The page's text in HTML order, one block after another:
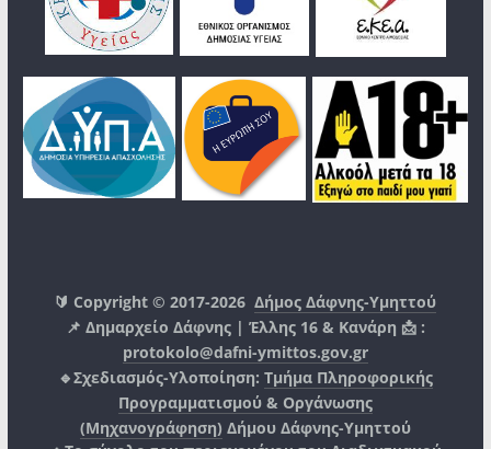
🔰 Copyright © 2017-2026Δήμος Δάφνης-Υμηττού
📌 Δημαρχείο Δάφνης | Έλλης 16 & Κανάρη 📩 :
protokolo@dafni-ymittos.gov.gr
🔹Σχεδιασμός-Υλοποίηση: Τμήμα Πληροφορικής
Προγραμματισμού & Οργάνωσης
(Μηχανογράφηση) Δήμου Δάφνης-Υμηττού